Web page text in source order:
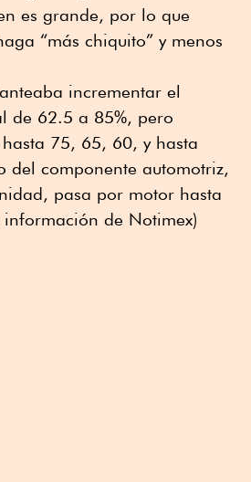
es grande, por lo que
“más chiquito” y menos
incrementar el
de 62.5 a 85%, pero
75, 65, 60, y hasta
del componente automotriz,
pasa por motor hasta
de Notimex)